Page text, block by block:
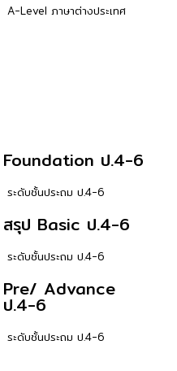
A-Level ภาษาต่างประเทศ
Foundation ป.4-6
ระดับชั้นประถม ป.4-6
สรุป Basic ป.4-6
ระดับชั้นประถม ป.4-6
Pre/ Advance
ป.4-6
ระดับชั้นประถม ป.4-6